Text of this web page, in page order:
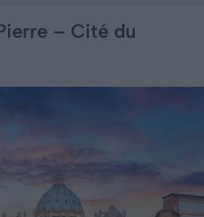
– Cité du